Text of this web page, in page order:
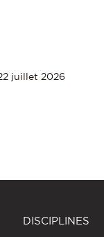
juillet 2026
DISCIPLINES